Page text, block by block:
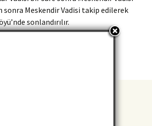
sonra Meskendir Vadisi takip edilerek
sonlandırılır.
Açık Hava Müzesi )